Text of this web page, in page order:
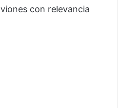
con relevancia